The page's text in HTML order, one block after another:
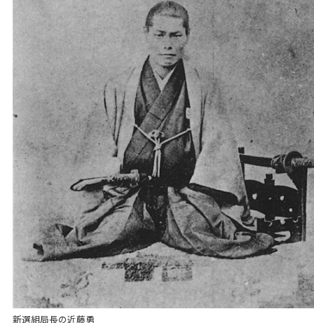
新選組局長の近藤勇